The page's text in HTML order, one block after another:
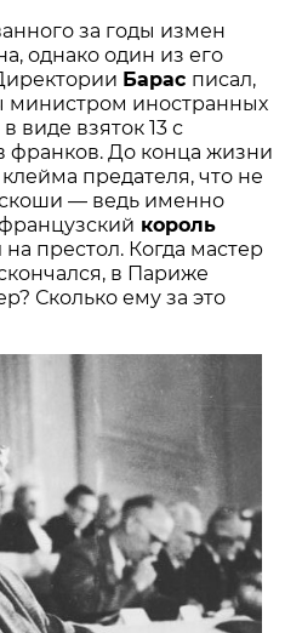
за годы измен
однако один из его
Барас писал,
министром иностранных
виде взяток 13 с
франков. До конца жизни
предателя, что не
— ведь именно
король
престол. Когда мастер
в Париже
Сколько ему за это